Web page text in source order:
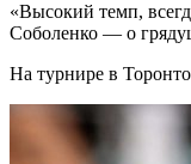
«Высокий темп,
Соболенко — о
На турнире в